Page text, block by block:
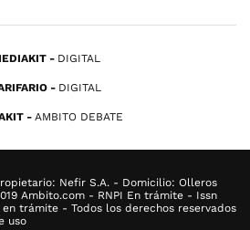
DIGITAL
DIGITAL
AMBITO DEBATE
Nefir S.A. - Domicilio: Olleros
Ambito.com - RNPI En trámite - Issn
en trámite - Todos los derechos reservados
uso